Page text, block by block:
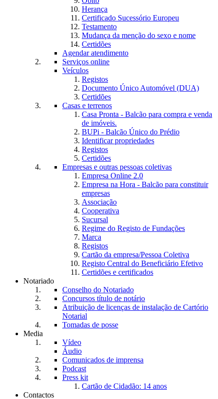
Herança
Certificado Sucessório Europeu
Testamento
Mudança da menção do sexo e nome
Certidões
Agendar atendimento
Serviços online
Veículos
Registos
Documento Único Automóvel (DUA)
Certidões
Casas e terrenos
Casa Pronta - Balcão para compra e venda
de imóveis.
BUPi - Balcão Único do Prédio
Identificar propriedades
Registos
Certidões
Empresas e outras pessoas coletivas
Empresa Online 2.0
Empresa na Hora - Balcão para constituir
empresas
Associação
Cooperativa
Sucursal
Regime do Registo de Fundações
Marca
Registos
Cartão da empresa/Pessoa Coletiva
Registo Central do Beneficiário Efetivo
Certidões e certificados
Notariado
Conselho do Notariado
Concursos título de notário
Atribuição de licenças de instalação de Cartório
Notarial
Tomadas de posse
Media
Vídeo
Áudio
Comunicados de imprensa
Podcast
Press kit
Cartão de Cidadão: 14 anos
Contactos